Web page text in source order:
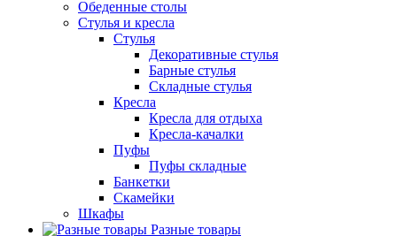
Обеденные столы
Стулья и кресла
Стулья
Декоративные стулья
Барные стулья
Складные стулья
Кресла
Кресла для отдыха
Кресла-качалки
Пуфы
Пуфы складные
Банкетки
Скамейки
Шкафы
Разные товары